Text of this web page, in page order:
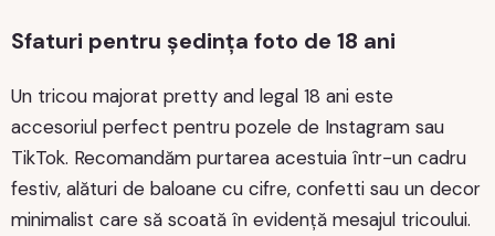
Sfaturi pentru ședința foto de 18 ani
Un tricou majorat pretty and legal 18 ani este
accesoriul perfect pentru pozele de Instagram sau
TikTok. Recomandăm purtarea acestuia într-un cadru
festiv, alături de baloane cu cifre, confetti sau un decor
minimalist care să scoată în evidență mesajul tricoului.